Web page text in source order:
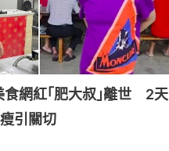
食網紅｢肥大叔｣離世 2天
引關切